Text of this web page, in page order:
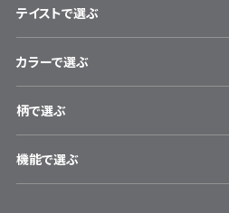
テイストで選ぶ
カラーで選ぶ
柄で選ぶ
機能で選ぶ